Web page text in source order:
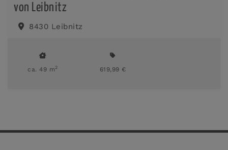
von Leibnitz
8430 Leibnitz
ca. 49 m2 619,99 €